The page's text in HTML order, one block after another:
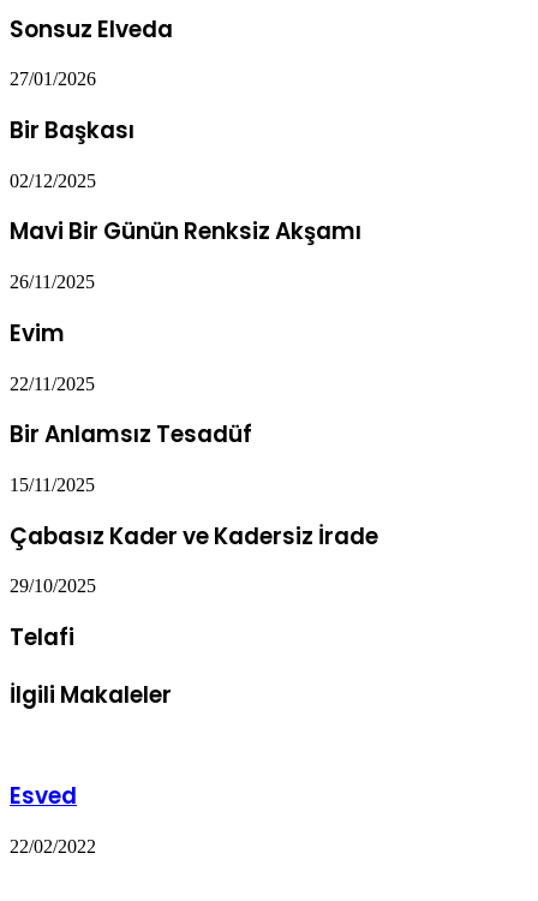
Sonsuz Elveda
27/01/2026
Bir Başkası
02/12/2025
Mavi Bir Günün Renksiz Akşamı
26/11/2025
Evim
22/11/2025
Bir Anlamsız Tesadüf
15/11/2025
Çabasız Kader ve Kadersiz İrade
29/10/2025
Telafi
İlgili Makaleler
Esved
22/02/2022